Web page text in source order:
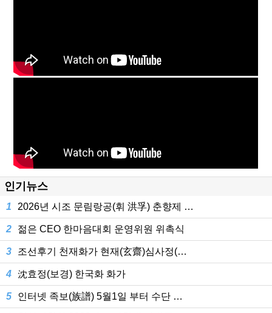
인기뉴스
1 2026년 시조 문림랑공(휘 洪孚) 춘향제 …
2 젊은 CEO 한마음대회 운영위원 위촉식
3 조선후기 천재화가 현재(玄齋)심사정(…
4 沈효정(보경) 한국화 화가
5 인터넷 족보(族譜) 5월1일 부터 수단 …